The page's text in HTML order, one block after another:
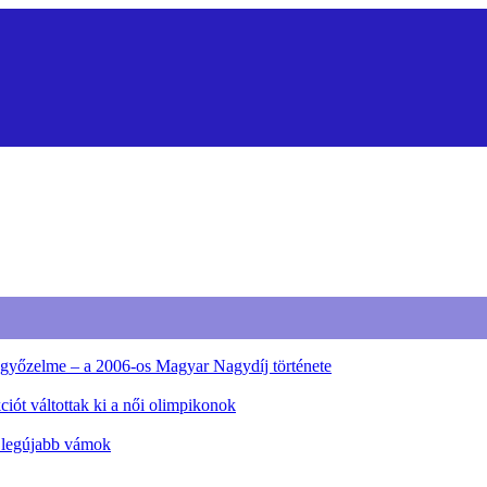
– a 2006-os Magyar Nagydíj története
váltottak ki a női olimpikonok
vámok